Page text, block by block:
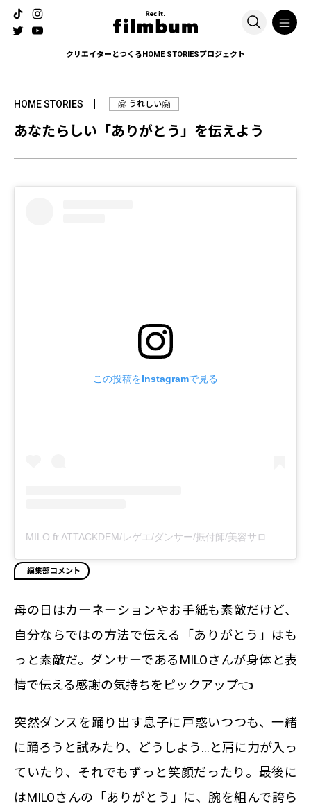
クリエイターとつくるHOME STORIESプロジェクト
HOME STORIES 🤗 うれしい🤗
あなたらしい「ありがとう」を伝えよう
この投稿をInstagramで見る
編集部コメント
母の日はカーネーションやお手紙も素敵だけど、
自分ならではの方法で伝える「ありがとう」はも
っと素敵だ。ダンサーであるMILOさんが身体と表
情で伝える感謝の気持ちをピックアップ👈
突然ダンスを踊り出す息子に戸惑いつつも、一緒
に踊ろうと試みたり、どうしよう…と肩に力が入っ
ていたり、それでもずっと笑顔だったり。最後に
はMILOさんの「ありがとう」に、腕を組んで誇ら